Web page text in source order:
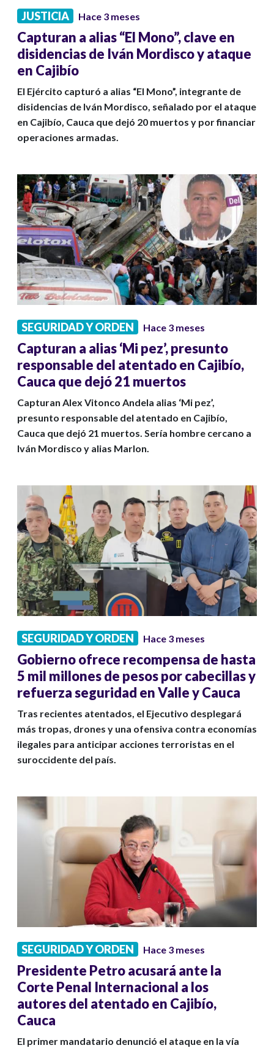
JUSTICIA Hace 3 meses
Capturan a alias “El Mono”, clave en
disidencias de Iván Mordisco y ataque
en Cajibío
El Ejército capturó a alias “El Mono”, integrante de
disidencias de Iván Mordisco, señalado por el ataque
en Cajibío, Cauca que dejó 20 muertos y por financiar
operaciones armadas.
SEGURIDAD Y ORDEN Hace 3 meses
Capturan a alias ‘Mi pez’, presunto
responsable del atentado en Cajibío,
Cauca que dejó 21 muertos
Capturan Alex Vitonco Andela alias ‘Mi pez’,
presunto responsable del atentado en Cajibío,
Cauca que dejó 21 muertos. Sería hombre cercano a
Iván Mordisco y alias Marlon.
SEGURIDAD Y ORDEN Hace 3 meses
Gobierno ofrece recompensa de hasta
5 mil millones de pesos por cabecillas y
refuerza seguridad en Valle y Cauca
Tras recientes atentados, el Ejecutivo desplegará
más tropas, drones y una ofensiva contra economías
ilegales para anticipar acciones terroristas en el
suroccidente del país.
SEGURIDAD Y ORDEN Hace 3 meses
Presidente Petro acusará ante la
Corte Penal Internacional a los
autores del atentado en Cajibío,
Cauca
El primer mandatario denunció el ataque en la vía